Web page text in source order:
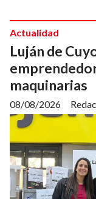
Luján de
maquinarias
Actualidad
08/08/2026